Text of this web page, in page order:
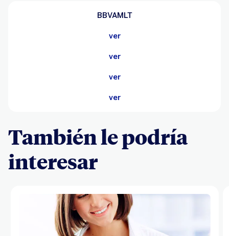
BBVAMLT
ver
ver
ver
ver
También le podría
interesar